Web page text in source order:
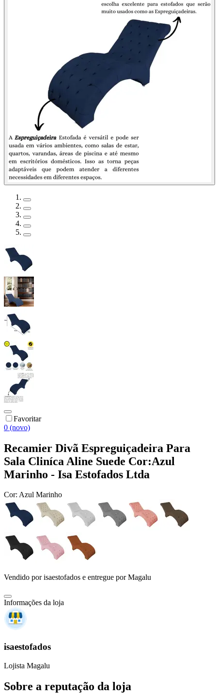
Favoritar
0 (novo)
Recamier Divã Espreguiçadeira Para
Sala Cliníca Aline Suede Cor:Azul
Marinho - Isa Estofados Ltda
Cor: Azul Marinho
Vendido porisaestofados e entregue por Magalu
Informações da loja
isaestofados
Lojista Magalu
Sobre a reputação da loja